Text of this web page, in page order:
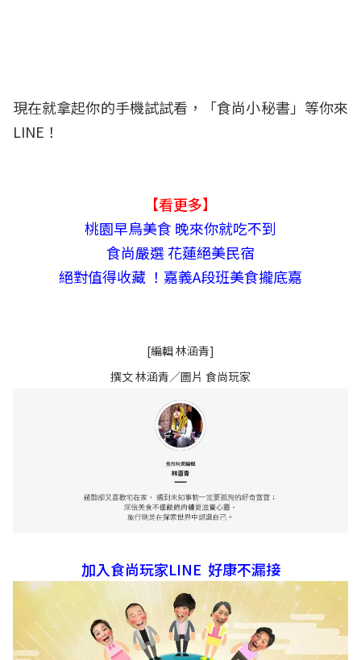
現在就拿起你的手機試試看，「食尚小秘書」等你來
LINE！
【看更多】
桃園早鳥美食 晚來你就吃不到
食尚嚴選 花蓮絕美民宿
絕對值得收藏 ！嘉義A段班美食攏底嘉
[編輯 林涵青]
撰文 林涵青／圖片 食尚玩家
加入食尚玩家LINE 好康不漏接